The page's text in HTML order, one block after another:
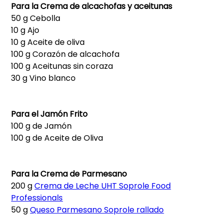
Para la Crema de alcachofas y aceitunas
50 g Cebolla
10 g Ajo
10 g Aceite de oliva
100 g Corazón de alcachofa
100 g Aceitunas sin coraza
30 g Vino blanco
Para el Jamón Frito
100 g de Jamón
100 g de Aceite de Oliva
Para la Crema de Parmesano
200 gCrema de Leche UHT Soprole Food
Professionals
50 gQueso Parmesano Soprole rallado